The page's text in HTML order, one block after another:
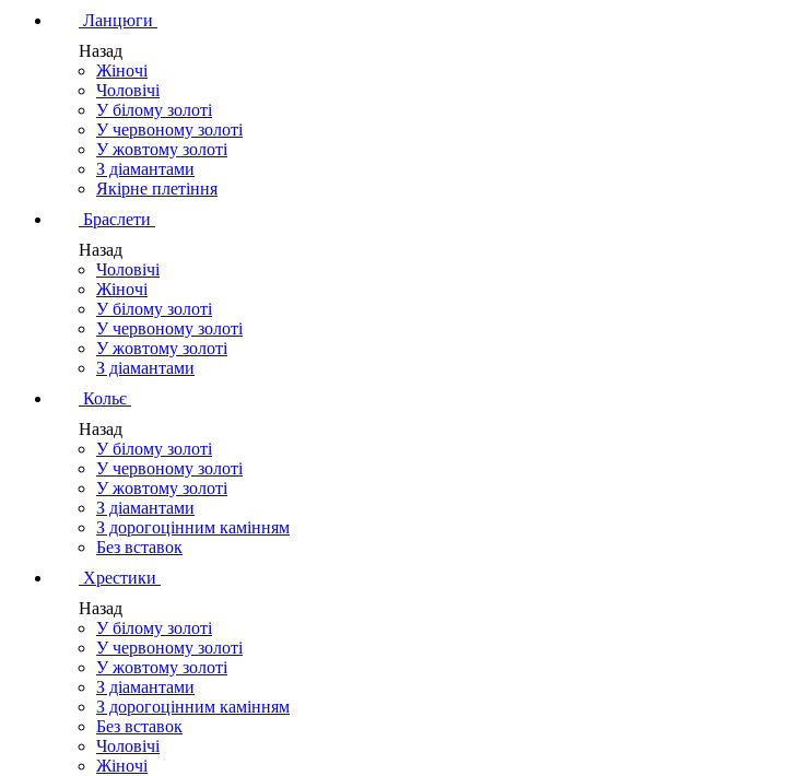
Ланцюги
Назад
Жіночі
Чоловічі
У білому золоті
У червоному золоті
У жовтому золоті
З діамантами
Якірне плетіння
Браслети
Назад
Чоловічі
Жіночі
У білому золоті
У червоному золоті
У жовтому золоті
З діамантами
Кольє
Назад
У білому золоті
У червоному золоті
У жовтому золоті
З діамантами
З дорогоцінним камінням
Без вставок
Хрестики
Назад
У білому золоті
У червоному золоті
У жовтому золоті
З діамантами
З дорогоцінним камінням
Без вставок
Чоловічі
Жіночі